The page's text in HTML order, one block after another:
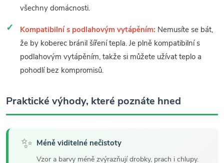
všechny domácnosti.
Kompatibilní s podlahovým vytápěním: Nemusíte se bát,
že by koberec bránil šíření tepla. Je plně kompatibilní s
podlahovým vytápěním, takže si můžete užívat teplo a
pohodlí bez kompromisů.
Praktické výhody, které poznáte hned
✨ Méně viditelné nečistoty
Vzor a barvy méně zvýrazňují drobky, prach i chlupy.